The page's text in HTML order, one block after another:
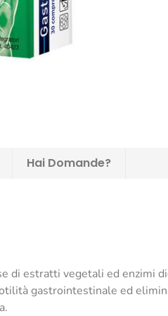
Hai Domande?
di estratti vegetali ed enzimi
gastrointestinale ed